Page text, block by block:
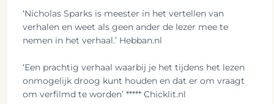
‘Nicholas Sparks is meester in het vertellen van
verhalen en weet als geen ander de lezer mee te
nemen in het verhaal.’ Hebban.nl
‘Een prachtig verhaal waarbij je het tijdens het lezen
onmogelijk droog kunt houden en dat er om vraagt
om verfilmd te worden’ ***** Chicklit.nl